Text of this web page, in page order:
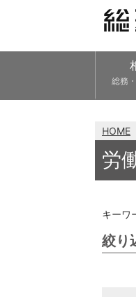
総務
HOME
労
キーワ
絞り